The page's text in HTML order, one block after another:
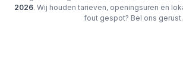
2026. Wij houden tarieven, openingsuren en
fout gespot? Bel ons gerust.